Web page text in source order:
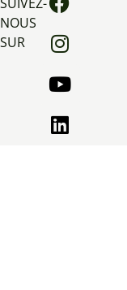
NOUS
SUR